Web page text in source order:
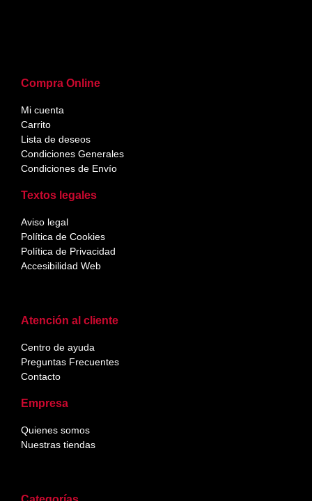
Atención al cliente
Centro de ayuda
Preguntas Frecuentes
Contacto
Empresa
Quienes somos
Nuestras tiendas
Compra Online
Mi cuenta
Carrito
Lista de deseos
Condiciones Generales
Condiciones de Envío
Textos legales
Aviso legal
Política de Cookies
Política de Privacidad
Accesibilidad Web